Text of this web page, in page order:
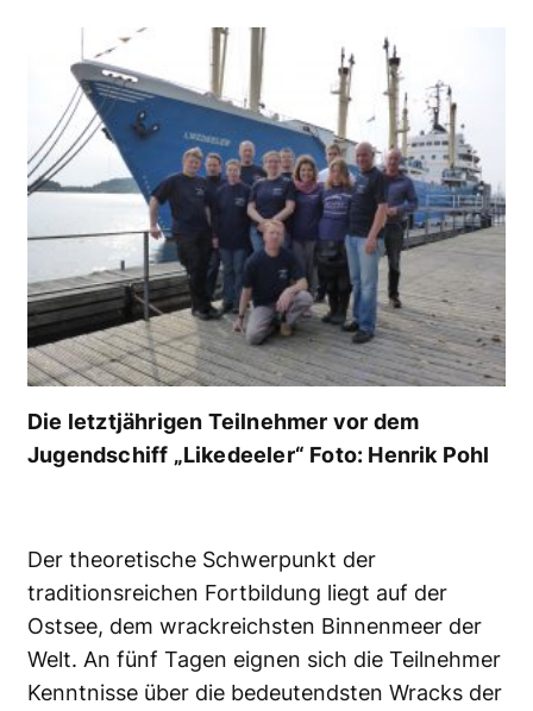
Die letztjährigen Teilnehmer vor dem
Jugendschiff „Likedeeler“ Foto: Henrik Pohl
Der theoretische Schwerpunkt der
traditionsreichen Fortbildung liegt auf der
Ostsee, dem wrackreichsten Binnenmeer der
Welt. An fünf Tagen eignen sich die Teilnehmer
Kenntnisse über die bedeutendsten Wracks der